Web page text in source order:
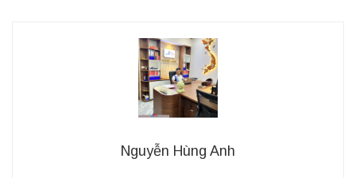
Nguyễn Hùng Anh